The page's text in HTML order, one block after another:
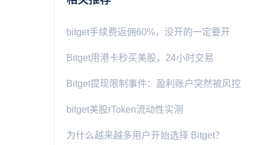
bitget手续费返佣60%，没开的一定要开
Bitget用港卡秒买美股，24小时交易
Bitget提现限制事件：盈利账户突然被风控
bitget美股rToken流动性实测
为什么越来越多用户开始选择 Bitget？